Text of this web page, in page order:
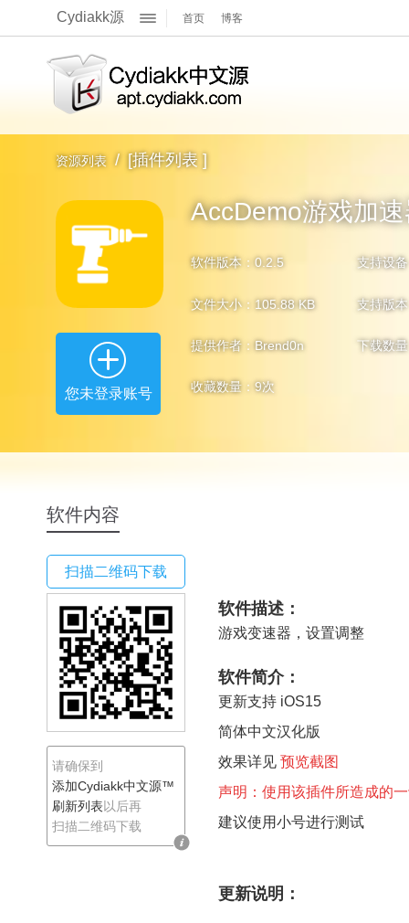
Cydiakk源
关于我们
官方Q群
官方博客
首页 博客
资源列表 / [插件列表 ]
您未登录账号
AccDemo游戏加
软件版本：0.2.5 支持设
文件大小：105.88 KB 支持版
提供作者：Brend0n 下载数
收藏数量： 9次
软件内容
扫描二维码下载
请确保到
添加Cydiakk中文源™
刷新列表 以后再
扫描二维码下载
软件描述：
游戏变速器，设置调整
软件简介：
更新支持 iOS15
简体中文汉化版
效果详见 预览截图
声明：使用该插件所造成的
建议使用小号进行测试
更新说明：